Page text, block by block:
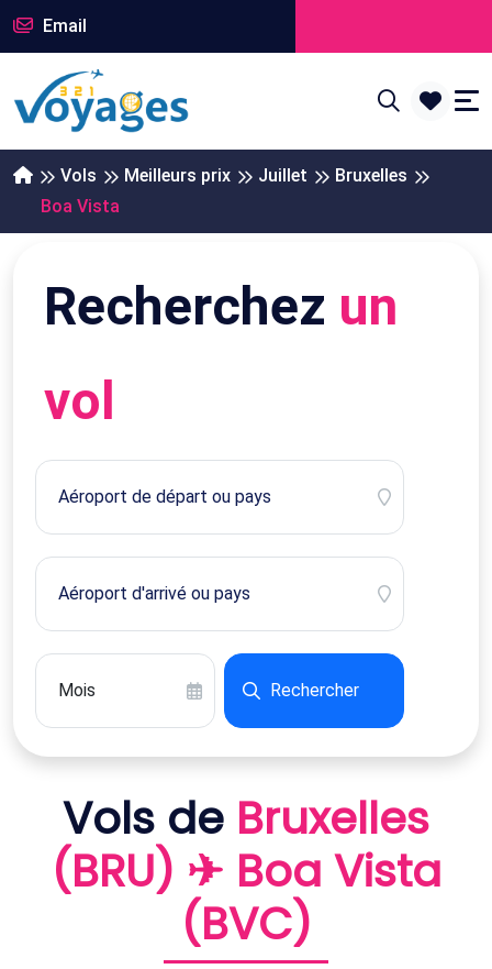
Email
Vols Meilleurs prix Juillet
Bruxelles
Boa Vista
Recherchez un
vol
Rechercher
Vols de Bruxelles
(BRU) ✈ Boa Vista
(BVC)